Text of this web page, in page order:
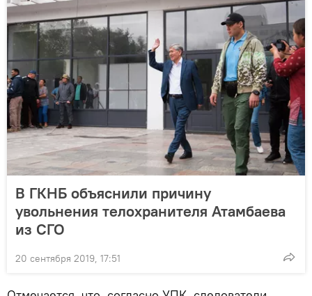
В ГКНБ объяснили причину
увольнения телохранителя Атамбаева
из СГО
20 сентября 2019, 17:51